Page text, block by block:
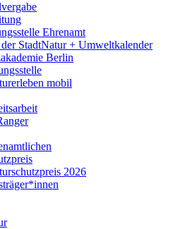
Ehrenamt
StadtNatur + Umweltkalender
Berlin
mobil
2026